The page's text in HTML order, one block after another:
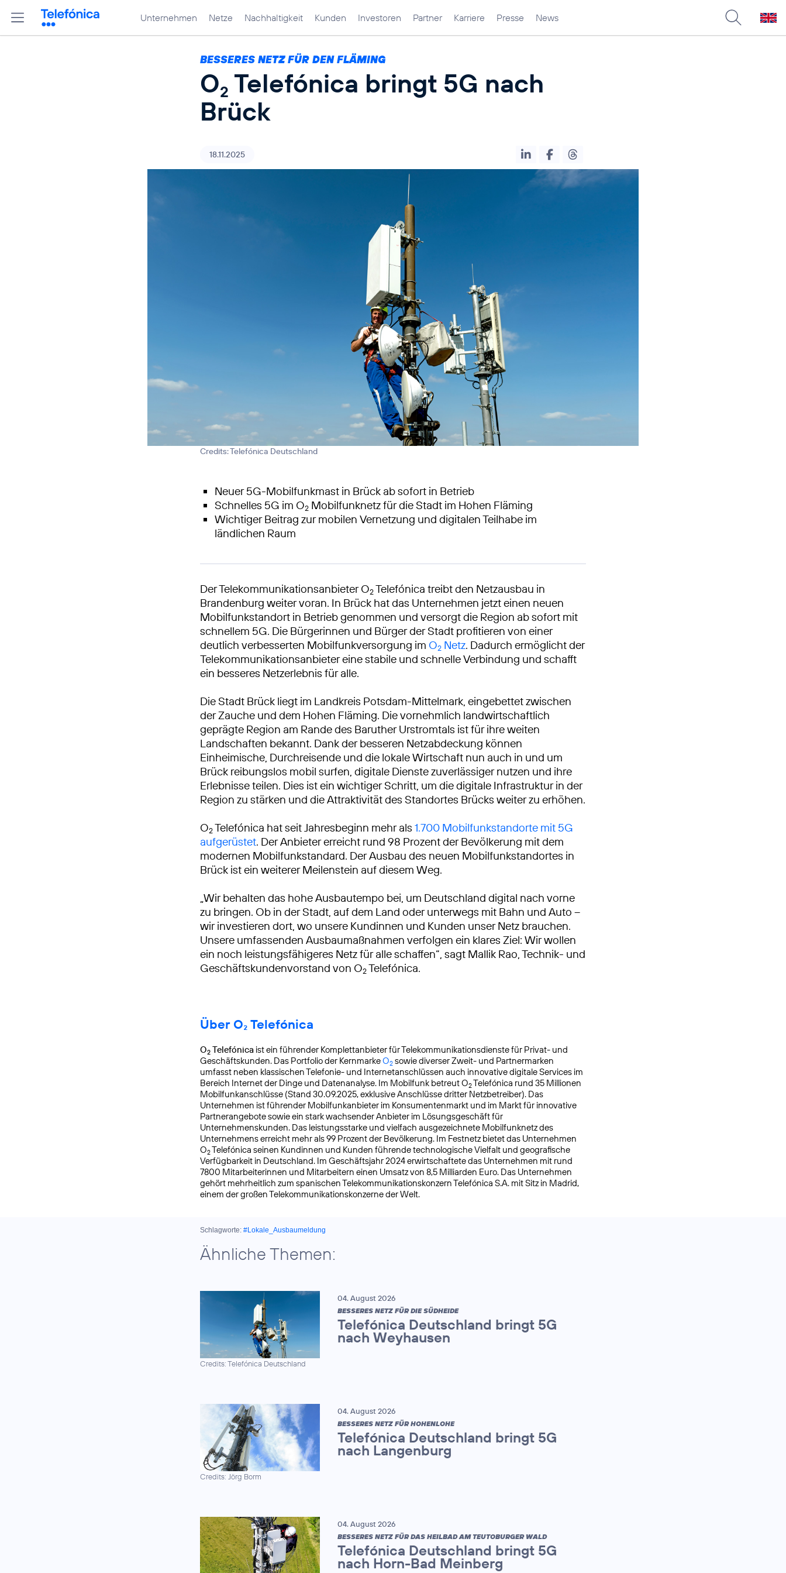
Unternehmen Netze Nachhaltigkeit Kunden Investoren Partner Karriere Presse News
BESSERES NETZ FÜR DEN FLÄMING
O2 Telefónica bringt 5G nach
Brück
18.11.2025
Credits: Telefónica Deutschland
Neuer 5G-Mobilfunkmast in Brück ab sofort in Betrieb
Schnelles 5G im O2 Mobilfunknetz für die Stadt im Hohen Fläming
Wichtiger Beitrag zur mobilen Vernetzung und digitalen Teilhabe im
ländlichen Raum
Der Telekommunikationsanbieter O2Telefónica treibt den Netzausbau in
Brandenburg weiter voran. In Brück hat das Unternehmen jetzt einen neuen
Mobilfunkstandort in Betrieb genommen und versorgt die Region ab sofort mit
schnellem 5G. Die Bürgerinnen und Bürger der Stadt profitieren von einer
deutlich verbesserten Mobilfunkversorgung im O2 Netz. Dadurch ermöglicht der
Telekommunikationsanbieter eine stabile und schnelle Verbindung und schafft
ein besseres Netzerlebnis für alle.
Die Stadt Brück liegt im Landkreis Potsdam-Mittelmark, eingebettet zwischen
der Zauche und dem Hohen Fläming. Die vornehmlich landwirtschaftlich
geprägte Region am Rande des Baruther Urstromtals ist für ihre weiten
Landschaften bekannt. Dank der besseren Netzabdeckung können
Einheimische, Durchreisende und die lokale Wirtschaft nun auch in und um
Brück reibungslos mobil surfen, digitale Dienste zuverlässiger nutzen und ihre
Erlebnisse teilen. Dies ist ein wichtiger Schritt, um die digitale Infrastruktur in der
Region zu stärken und die Attraktivität des Standortes Brücks weiter zu erhöhen.
O2Telefónica hat seit Jahresbeginn mehr als 1.700 Mobilfunkstandorte mit 5G
aufgerüstet. Der Anbieter erreicht rund 98 Prozent der Bevölkerung mit dem
modernen Mobilfunkstandard. Der Ausbau des neuen Mobilfunkstandortes in
Brück ist ein weiterer Meilenstein auf diesem Weg.
„Wir behalten das hohe Ausbautempo bei, um Deutschland digital nach vorne
zu bringen. Ob in der Stadt, auf dem Land oder unterwegs mit Bahn und Auto –
wir investieren dort, wo unsere Kundinnen und Kunden unser Netz brauchen.
Unsere umfassenden Ausbaumaßnahmen verfolgen ein klares Ziel: Wir wollen
ein noch leistungsfähigeres Netz für alle schaffen“, sagt Mallik Rao, Technik- und
Geschäftskundenvorstand von O2Telefónica.
Über O₂ Telefónica
O2 Telefónica ist ein führender Komplettanbieter für Telekommunikationsdienste für Privat- und
Geschäftskunden. Das Portfolio der KernmarkeO2 sowie diverser Zweit- und Partnermarken
umfasst neben klassischen Telefonie- und Internetanschlüssen auch innovative digitale Services im
Bereich Internet der Dinge und Datenanalyse. Im Mobilfunk betreut O2Telefónica rund 35 Millionen
Mobilfunkanschlüsse (Stand 30.09.2025, exklusive Anschlüsse dritter Netzbetreiber). Das
Unternehmen ist führender Mobilfunkanbieter im Konsumentenmarkt und im Markt für innovative
Partnerangebote sowie ein stark wachsender Anbieter im Lösungsgeschäft für
Unternehmenskunden. Das leistungsstarke und vielfach ausgezeichnete Mobilfunknetz des
Unternehmens erreicht mehr als 99 Prozent der Bevölkerung. Im Festnetz bietet das Unternehmen
O2Telefónica seinen Kundinnen und Kunden führende technologische Vielfalt und geografische
Verfügbarkeit in Deutschland. Im Geschäftsjahr 2024 erwirtschaftete das Unternehmen mit rund
7800 Mitarbeiterinnen und Mitarbeitern einen Umsatz von 8,5 Milliarden Euro. Das Unternehmen
gehört mehrheitlich zum spanischen Telekommunikationskonzern Telefónica S.A. mit Sitz in Madrid,
einem der großen Telekommunikationskonzerne der Welt.
Schlagworte: #Lokale_Ausbaumeldung
Ähnliche Themen:
Credits: Telefónica Deutschland
04. August 2026
BESSERES NETZ FÜR DIE SÜDHEIDE
Telefónica Deutschland bringt 5G
nach Weyhausen
Credits: Jörg Borm
04. August 2026
BESSERES NETZ FÜR HOHENLOHE
Telefónica Deutschland bringt 5G
nach Langenburg
04. August 2026
BESSERES NETZ FÜR DAS HEILBAD AM TEUTOBURGER WALD
Telefónica Deutschland bringt 5G
nach Horn-Bad Meinberg